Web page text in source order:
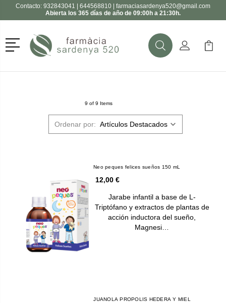
Contacto: 932843041 | 644568810 | farmaciasardenya520@gmail.com
Abierta los 365 días de año de 09:00h a 21:30h.
Menú
BuscarMi Cuenta
Mi
9 of 9 Items
Ordenar por:
Neo peques felices sueños 150 mL
12,00 €
Jarabe infantil a base de L-
Triptófano y extractos de plantas de
acción inductora del sueño,
Magnesi…
JUANOLA PROPOLIS HEDERA Y MIEL